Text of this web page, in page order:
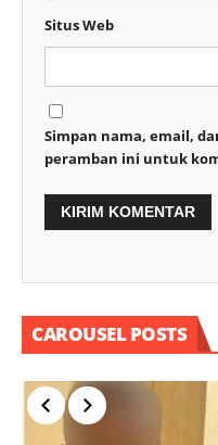
Situs Web
Simpan nama, email,
peramban ini untuk
CAROUSEL POSTS